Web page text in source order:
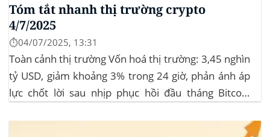
Tóm tắt nhanh thị trường crypto
4/7/2025
⏱️04/07/2025, 13:31
Toàn cảnh thị trường Vốn hoá thị trường: 3,45 nghìn
tỷ USD, giảm khoảng 3% trong 24 giờ, phản ánh áp
lực chốt lời sau nhịp phục hồi đầu tháng‍ Bitcoin